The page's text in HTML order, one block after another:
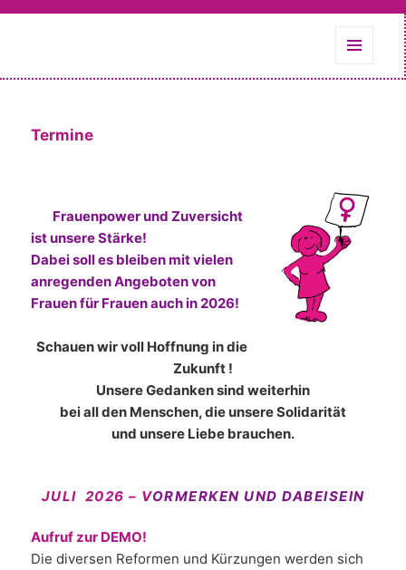
UND
Termine
Frauenpower und Zuversicht
ist unsere Stärke!
Dabei soll es bleiben mit vielen
anregenden Angeboten von
Frauen für Frauen auch in 2026!
Schauen wir voll Hoffnung in die
Zukunft !
Unsere Gedanken sind weiterhin
bei all den Menschen, die unsere Solidarität
und unsere Liebe brauchen.
JULI 2026 – VORMERKEN UND DABEISEIN
Aufruf zur DEMO!
Die diversen Reformen und Kürzungen werden sich